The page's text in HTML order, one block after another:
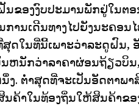
ນຂອງງົບປະມານພັກຢູ່ໃນຕ
ານເດີນທາງໄປຍັງນະຄອນ
ດໃນທີ່ນີ້ເພາະວ່າລະດູຝົນ,
ຫນັກວ່າລາຄາຜ່ອນຖ້ຽວບິ
ງ. ຕ່ໍາສຸດທີ່ຈະເປັນອັດຕາພ
ຄ້າໃນທ້ອງຖິ່ນໃຫ້ສິນຄ້າຂອ